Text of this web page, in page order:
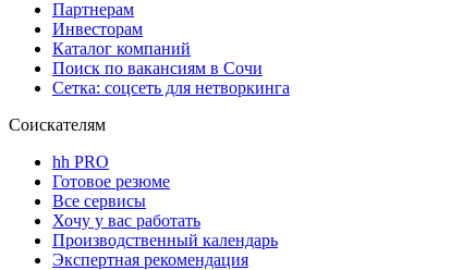
Партнерам
Инвесторам
Каталог компаний
Поиск по вакансиям в Сочи
Сетка: соцсеть для нетворкинга
Соискателям
hh PRO
Готовое резюме
Все сервисы
Хочу у вас работать
Производственный календарь
Экспертная рекомендация